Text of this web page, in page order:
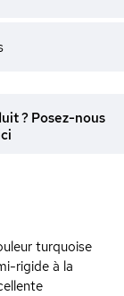
? Posez-nous
turquoise
rigide à la